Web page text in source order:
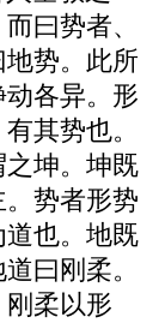
曰势者、
势。此所
各异。形
其势也。
坤。坤既
势者形势
也。地既
曰刚柔。
柔以形